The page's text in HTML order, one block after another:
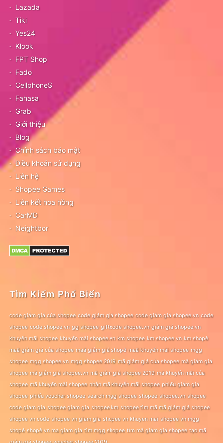
Lazada
Tiki
Yes24
Klook
FPT Shop
Fado
CellphoneS
Fahasa
Grab
Giới thiệu
Blog
Chính sách bảo mật
Điều khoản sử dụng
Liên hệ
Shopee Games
Liên kết hoa hồng
CarMD
Neightbor
Tìm Kiếm Phổ Biến
code giảm giá của shopee code giảm giá shopee code giảm giá shopee.vn code
shopee code shopee.vn gg shopee giftcode shopee.vn giảm giá shopee.vn
khuyến mãi shopee khuyến mãi shopee.vn km shopee km shopee vn km shopê
maã giảm giá của shopee maã giảm giá shopê maã khuyến mãi shopee mgg
shopee mgg shopee.vn mgg shopee 2019 mã giảm giá của shopee mã giảm giá
shopee mã giảm giá shopee.vn mã giảm giá shopee 2019 mã khuyến mãi của
shopee mã khuyến mãi shopee nhận mã khuyến mãi shopee phiếu giảm giá
shopee phiếu voucher shopee search mgg shopee shopee shopee.vn shopee
code giam gia shopee giam gia shopee km shopee tìm mã mã giảm giá shopee
shopee vn code shopee vn giam gia shopee vn khuyen mai shopee vn mgg
shopê shopê vn ma giam gia tìm mgg shopee tìm mã giảm giá shopee tạo mã